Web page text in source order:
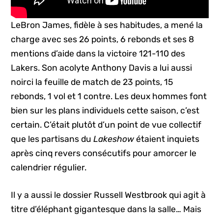
LeBron James, fidèle à ses habitudes, a mené la
charge avec ses 26 points, 6 rebonds et ses 8
mentions d’aide dans la victoire 121-110 des
Lakers. Son acolyte Anthony Davis a lui aussi
noirci la feuille de match de 23 points, 15
rebonds, 1 vol et 1 contre. Les deux hommes font
bien sur les plans individuels cette saison, c’est
certain. C’était plutôt d’un point de vue collectif
que les partisans duLakeshowétaient inquiets
après cinq revers consécutifs pour amorcer le
calendrier régulier.
Il y a aussi le dossier Russell Westbrook qui agit à
titre d’éléphant gigantesque dans la salle… Mais